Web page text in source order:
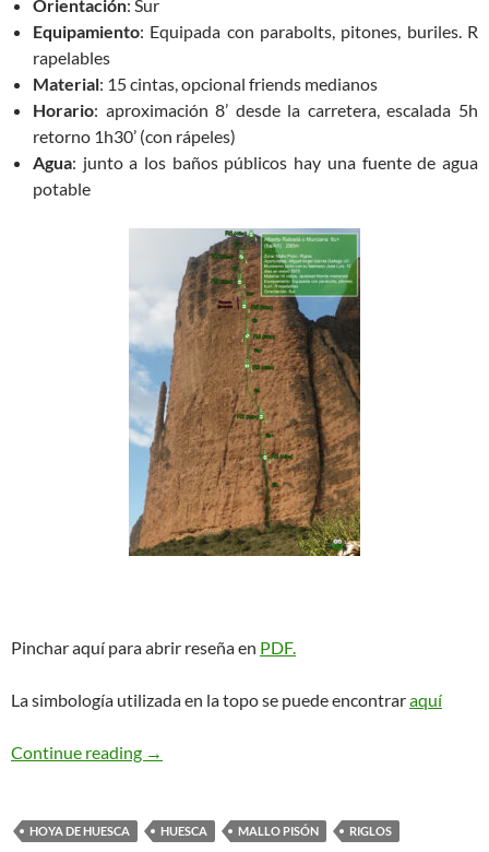
Orientación: Sur
Equipamiento: Equipada con parabolts, pitones, buriles. R
rapelables
Material: 15 cintas, opcional friends medianos
Horario: aproximación 8’ desde la carretera, escalada 5h
retorno 1h30’ (con rápeles)
Agua: junto a los baños públicos hay una fuente de agua
potable
Pinchar aquí para abrir reseña en PDF.
La simbología utilizada en la topo se puede encontraraquí
Continue reading Alberto Rabadá o Murciana. Riglos
→
HOYA DE HUESCA HUESCA MALLO PISÓN RIGLOS